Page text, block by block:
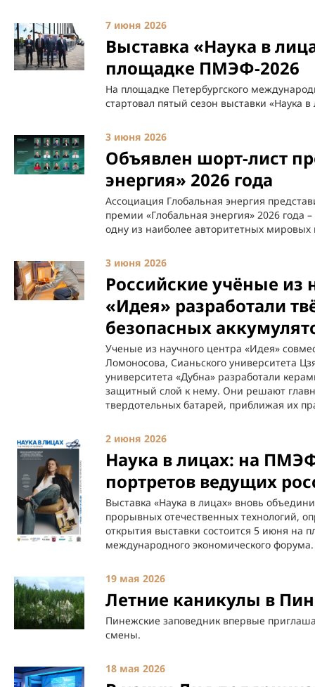
7 июня 2026
Выставка «Наука в
площадке ПМЭФ-2026
На площадке Петербургского
стартовал пятый сезон выставки «Наука в
3 июня 2026
Объявлен шорт-лист
энергия» 2026 года
Ассоциация Глобальная энергия
премии «Глобальная энергия» 2026 года
одну из наиболее авторитетных мировых
3 июня 2026
Российские учёные из
«Идея» разработали
безопасных
Ученые из научного центра «Идея»
Ломоносова, Сианьского университета
университета «Дубна» разработали
защитный слой к нему. Они решают
твердотельных батарей, приближая их
2 июня 2026
Наука в лицах: на
портретов ведущих
Выставка «Наука в лицах» вновь
прорывных отечественных технологий,
открытия выставки состоится 5 июня на
международного экономического форума.
19 мая 2026
Летние каникулы в
Пинежские заповедник впервые
смены.
18 мая 2026